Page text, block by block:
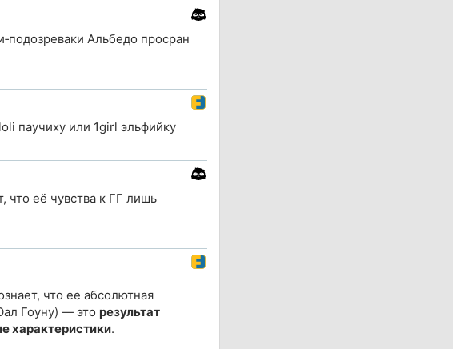
Альбедо просран
паучиху или 1girl эльфийку
что её чувства к ГГ лишь
что ее абсолютная
Гоуну) — это результат
характеристики.